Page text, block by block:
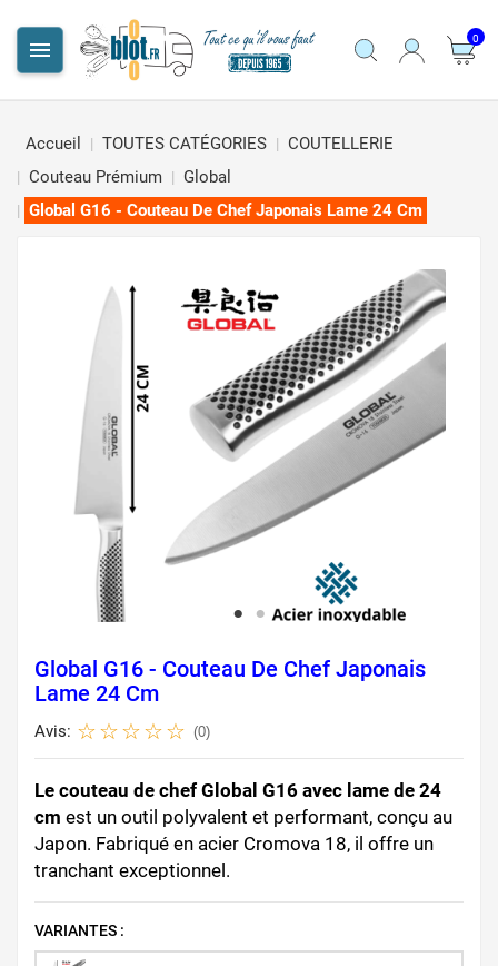
 0
Accueil TOUTES CATÉGORIES
COUTELLERIE
Couteau Prémium
Global
Global G16 - Couteau De Chef Japonais Lame 24 Cm
Global G16 - Couteau De Chef Japonais
Lame 24 Cm
Avis: (0)
Le couteau de chef Global G16 avec lame de 24
cm est un outil polyvalent et performant, conçu au
Japon. Fabriqué en acier Cromova 18, il offre un
tranchant exceptionnel.
VARIANTES :